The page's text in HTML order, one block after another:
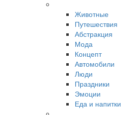
Животные
Путешествия
Абстракция
Мода
Концепт
Автомобили
Люди
Праздники
Эмоции
Еда и напитки